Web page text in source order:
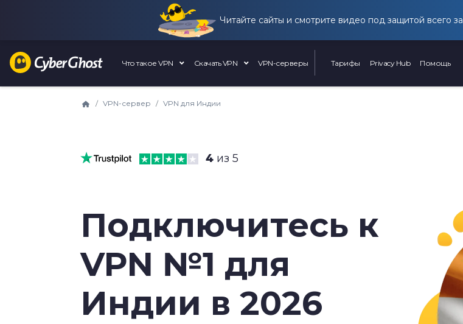
Читайте сайты и смотрите видео под защитой всего за
Что такое VPN Скачать VPN VPN-серверы Тарифы Privacy Hub Помощь
VPN-сервер VPN для Индии
4 из 5
Подключитесь к
VPN №1 для
Индии в 2026